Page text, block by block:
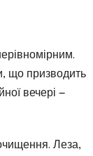
що призводить
вечері —
Леза,